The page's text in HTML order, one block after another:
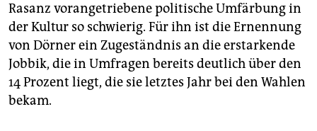
Rasanz vorangetriebene politische Umfärbung in
der Kultur so schwierig. Für ihn ist die Ernennung
von Dörner ein Zugeständnis an die erstarkende
Jobbik, die in Umfragen bereits deutlich über den
14 Prozent liegt, die sie letztes Jahr bei den Wahlen
bekam.